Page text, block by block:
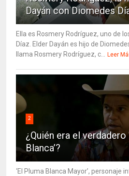
Dayán con Diomedes
Ella es Rosmery Rodríguez, uno de
Díaz. Elder Dayán es hijo de
llama Rosmery Rodríguez, c... Leer
2
¿Quién era el verdadero
Blanca’?
‘El Pluma Blanca Mayor’, personaje